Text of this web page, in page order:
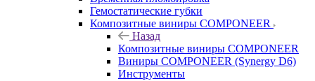
Гемостатические губки
Композитные виниры COMPONEER
Назад
Композитные виниры COMPONEER
Виниры COMPONEER (Synergy D6)
Инструменты